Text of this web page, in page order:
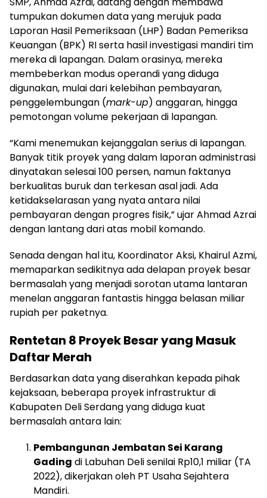
tumpukan dokumen data yang merujuk pada
Laporan Hasil Pemeriksaan (LHP) Badan Pemeriksa
Keuangan (BPK) RI serta hasil investigasi mandiri tim
mereka di lapangan. Dalam orasinya, mereka
membeberkan modus operandi yang diduga
digunakan, mulai dari kelebihan pembayaran,
penggelembungan (mark-up) anggaran, hingga
pemotongan volume pekerjaan di lapangan.
“Kami menemukan kejanggalan serius di lapangan.
Banyak titik proyek yang dalam laporan administrasi
dinyatakan selesai 100 persen, namun faktanya
berkualitas buruk dan terkesan asal jadi. Ada
ketidakselarasan yang nyata antara nilai
pembayaran dengan progres fisik,” ujar Ahmad Azrai
dengan lantang dari atas mobil komando.
Senada dengan hal itu, Koordinator Aksi, Khairul Azmi,
memaparkan sedikitnya ada delapan proyek besar
bermasalah yang menjadi sorotan utama lantaran
menelan anggaran fantastis hingga belasan miliar
rupiah per paketnya.
Rentetan 8 Proyek Besar yang Masuk
Daftar Merah
Berdasarkan data yang diserahkan kepada pihak
kejaksaan, beberapa proyek infrastruktur di
Kabupaten Deli Serdang yang diduga kuat
bermasalah antara lain:
Pembangunan Jembatan Sei Karang
Gading di Labuhan Deli senilai Rp10,1 miliar (TA
2022), dikerjakan oleh PT Usaha Sejahtera
Mandiri.